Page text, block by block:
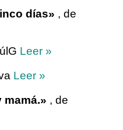
días» , de
Leer »
Leer »
mamá.» , de